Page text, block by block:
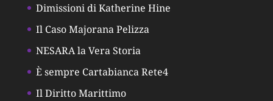
Dimissioni di Katherine Hine
Il Caso Majorana Pelizza
NESARA la Vera Storia
È sempre Cartabianca Rete4
Il Diritto Marittimo